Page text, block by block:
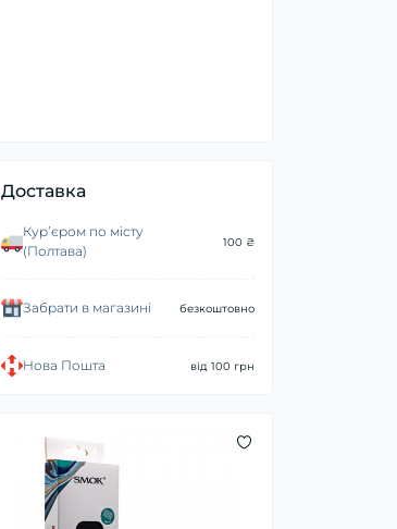
Доставка
Курʼєром по місту
(Полтава)
100 ₴
Забрати в магазині безкоштовно
Нова Пошта від 100 грн